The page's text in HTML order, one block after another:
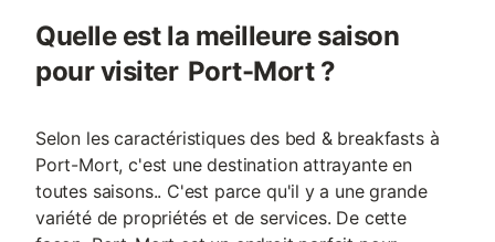
Quelle est la meilleure saison
pour visiter Port-Mort ?
Selon les caractéristiques des bed & breakfasts à
Port-Mort, c'est une destination attrayante en
toutes saisons.. C'est parce qu'il y a une grande
variété de propriétés et de services. De cette